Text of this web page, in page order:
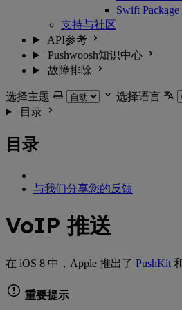
Swift
支持与社区
API参考
Pushwoosh知识中心
故障排除
选择主题
选择语言
目录
目录
与我们分享您的反馈
VoIP 推送
在 iOS 8 中，Apple 推出了 PushKit
重要提示